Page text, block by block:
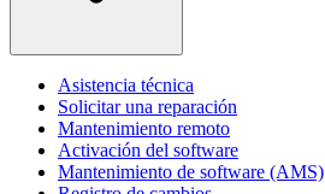
Asistencia técnica
Solicitar una reparación
Mantenimiento remoto
Activación del software
Mantenimiento de software (AMS)